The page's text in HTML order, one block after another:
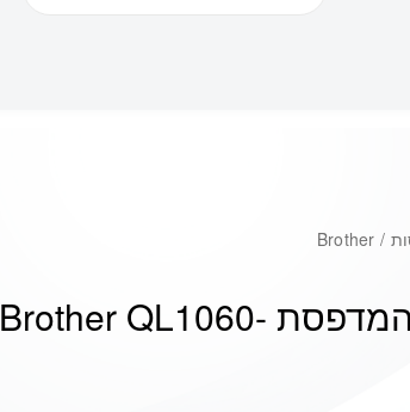
/ מתאים למדפסות / Brother
Brother QL1060המדפסת -